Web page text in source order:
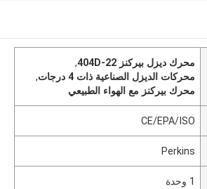
محرك ديزل بيركنز 404D-22
,
محركات الديزل الصناعية ذات 4 درجات
,
محرك بيركنز مع الهواء الطبيعي
CE/EPA/ISO
Perkins
1 وحدة